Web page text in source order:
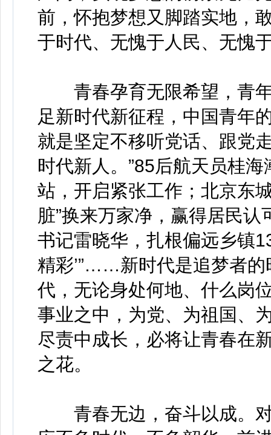
前，怀抱梦想又脚踏实地，
于时代、无愧于人民、无愧
青春孕育无限希望，青年
足新时代新征程，中国青年
就是坚定不移听党话、跟党
时代新人。”85后航天员桂
站，开启紧张工作；北京东
脏”换来万家净，赢得居民
书记雷晓华，扎根偏远乡镇
精彩’”……新时代是追梦者
代，无论身处何地、什么岗
事业之中，为党、为祖国、
尽责中成长，必将让青春在
之花。
青春无边，奋斗以成。对